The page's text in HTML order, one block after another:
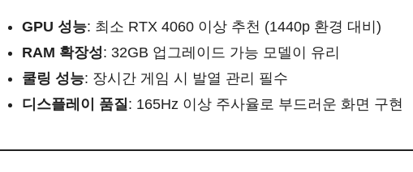
GPU 성능: 최소 RTX 4060 이상 추천 (1440p 환경 대비)
RAM 확장성: 32GB 업그레이드 가능 모델이 유리
쿨링 성능: 장시간 게임 시 발열 관리 필수
디스플레이 품질 : 165Hz 이상 주사율로 부드러운 화면 구현